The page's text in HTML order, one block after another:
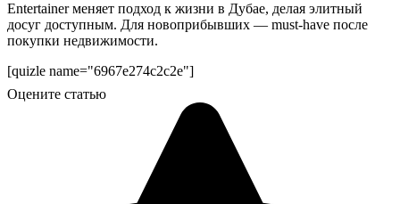
Entertainer меняет подход к жизни в Дубае, делая элитный
досуг доступным. Для новоприбывших — must-have после
покупки недвижимости.
[quizle name="6967e274c2c2e"]
Оцените статью